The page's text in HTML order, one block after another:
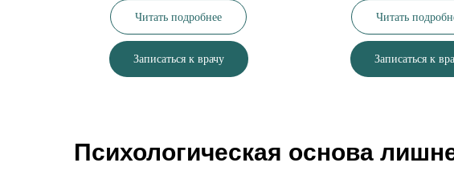
Читать подробнее
Записаться к врачу
Читать
Записаться к
Психологическая основа